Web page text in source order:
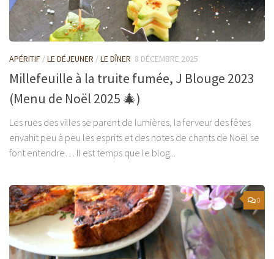
APÉRITIF /LE DÉJEUNER /LE DÎNER 8 DÉCEMBRE 2025
Millefeuille à la truite fumée, J Blouge 2023
(Menu de Noël 2025 🎄)
Les rues des villes se parent de lumières, la ferveur des fêtes
envahit peu à peu les esprits et des notes de chants de Noël se
font entendre… Il est temps que le blog...
0